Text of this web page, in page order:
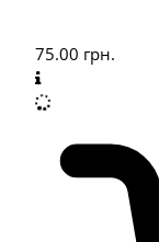
75.00 грн.